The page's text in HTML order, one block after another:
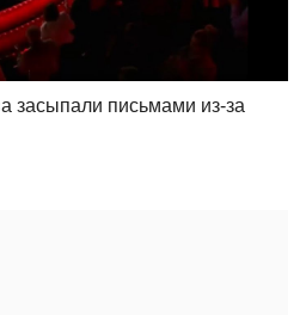
засыпали письмами из-за